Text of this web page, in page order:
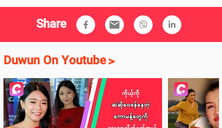
Share email
Duwun On Youtube>